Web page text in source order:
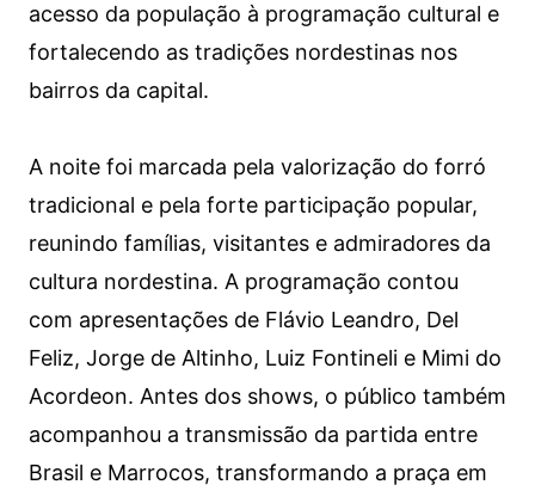
acesso da população à programação cultural e
fortalecendo as tradições nordestinas nos
bairros da capital.
A noite foi marcada pela valorização do forró
tradicional e pela forte participação popular,
reunindo famílias, visitantes e admiradores da
cultura nordestina. A programação contou
com apresentações de Flávio Leandro, Del
Feliz, Jorge de Altinho, Luiz Fontineli e Mimi do
Acordeon. Antes dos shows, o público também
acompanhou a transmissão da partida entre
Brasil e Marrocos, transformando a praça em